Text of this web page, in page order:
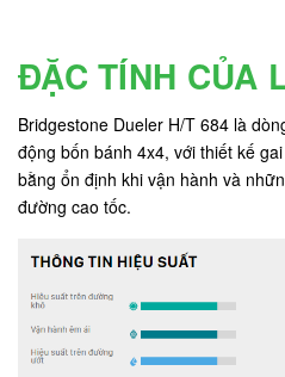
ĐẶC TÍNH CỦA
Bridgestone Dueler H/T 684 là
động bốn bánh 4x4, với thiết kế
bằng ổn định khi vận hành và
đường cao tốc.